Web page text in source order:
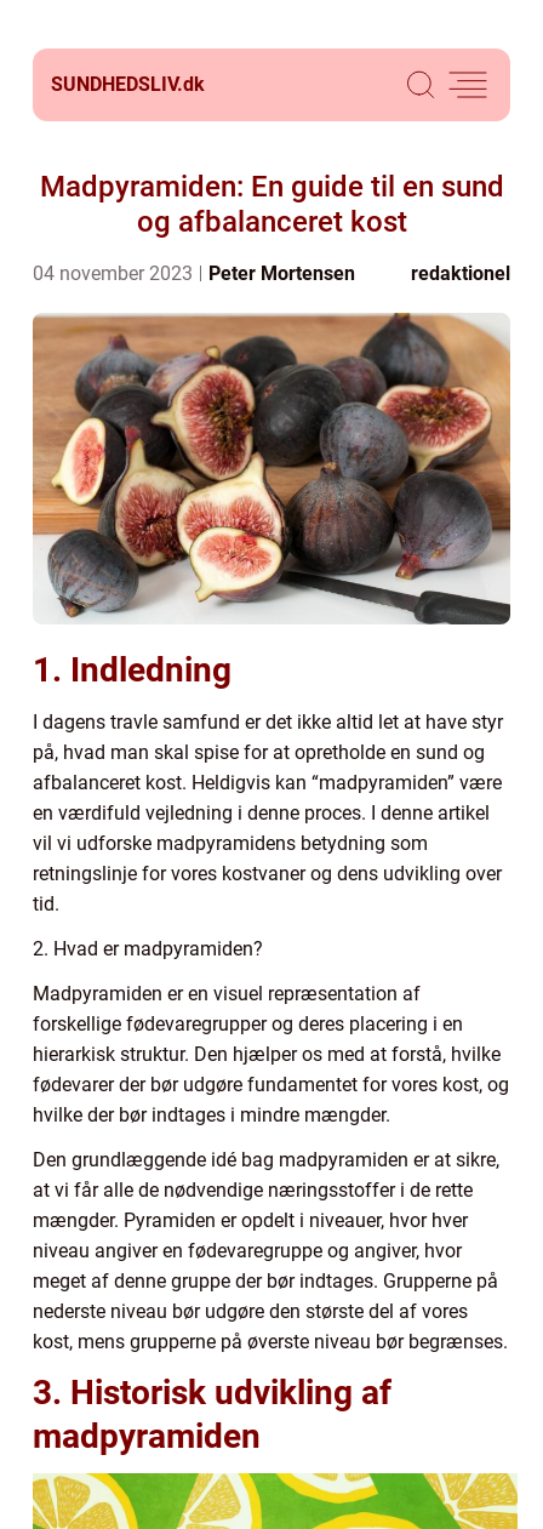
SUNDHEDSLIV.dk
Madpyramiden: En guide til en sund
og afbalanceret kost
04 november 2023 Peter Mortensen redaktionel
1. Indledning
I dagens travle samfund er det ikke altid let at have styr
på, hvad man skal spise for at opretholde en sund og
afbalanceret kost. Heldigvis kan “madpyramiden” være
en værdifuld vejledning i denne proces. I denne artikel
vil vi udforske madpyramidens betydning som
retningslinje for vores kostvaner og dens udvikling over
tid.
2. Hvad er madpyramiden?
Madpyramiden er en visuel repræsentation af
forskellige fødevaregrupper og deres placering i en
hierarkisk struktur. Den hjælper os med at forstå, hvilke
fødevarer der bør udgøre fundamentet for vores kost, og
hvilke der bør indtages i mindre mængder.
Den grundlæggende idé bag madpyramiden er at sikre,
at vi får alle de nødvendige næringsstoffer i de rette
mængder. Pyramiden er opdelt i niveauer, hvor hver
niveau angiver en fødevaregruppe og angiver, hvor
meget af denne gruppe der bør indtages. Grupperne på
nederste niveau bør udgøre den største del af vores
kost, mens grupperne på øverste niveau bør begrænses.
3. Historisk udvikling af
madpyramiden